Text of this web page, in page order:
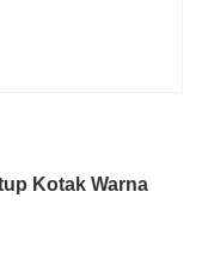
Kotak Warna